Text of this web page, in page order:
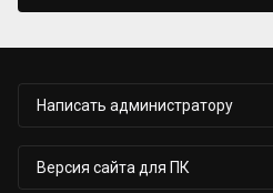
Написать администратору
Версия сайта для ПК